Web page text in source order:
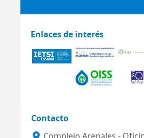
Enlaces de interés
Contacto